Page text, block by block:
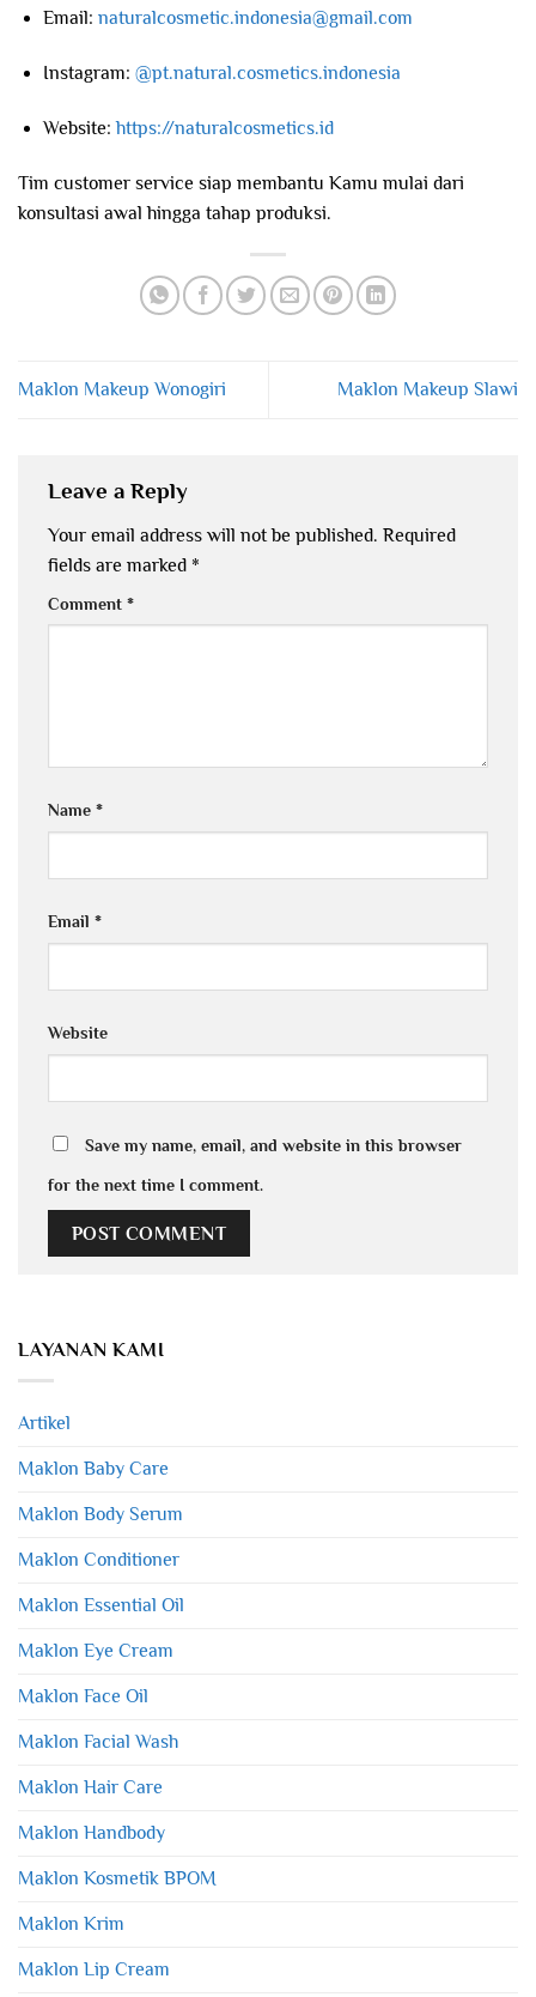
Email: naturalcosmetic.indonesia@gmail.com
Instagram: @pt.natural.cosmetics.indonesia
Website:https://naturalcosmetics.id
Tim customer service siap membantu Kamu mulai dari
konsultasi awal hingga tahap produksi.
Maklon Makeup Wonogiri Maklon Makeup Slawi
Leave a Reply
Your email address will not be published. Required
fields are marked *
Comment *
Name *
Email *
Website
Save my name, email, and website in this browser
for the next time I comment.
LAYANAN KAMI
Artikel
Maklon Baby Care
Maklon Body Serum
Maklon Conditioner
Maklon Essential Oil
Maklon Eye Cream
Maklon Face Oil
Maklon Facial Wash
Maklon Hair Care
Maklon Handbody
Maklon Kosmetik BPOM
Maklon Krim
Maklon Lip Cream